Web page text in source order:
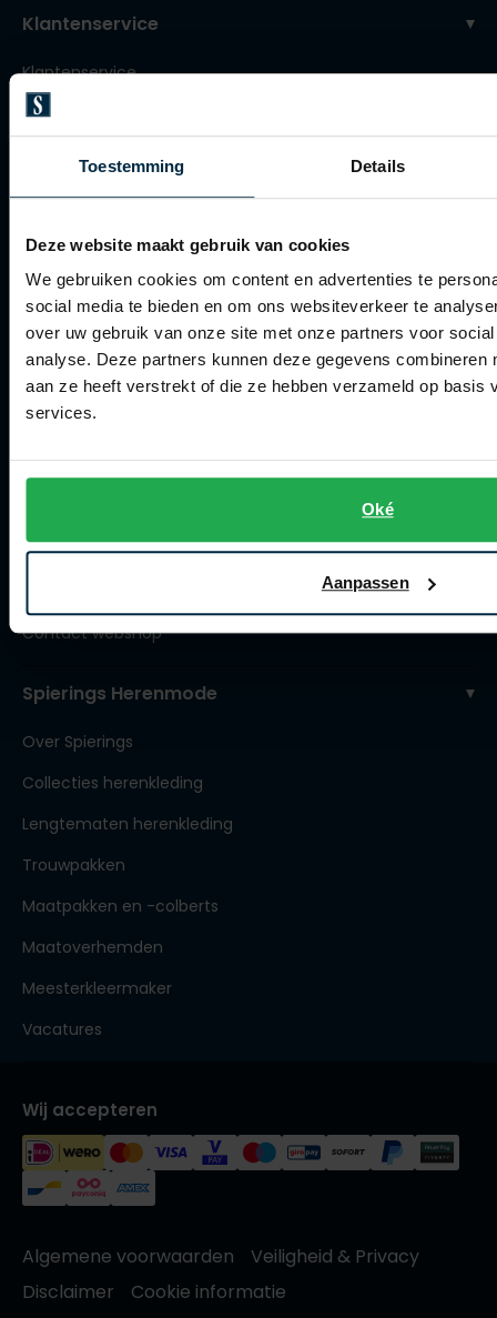
Toestemming Details
Deze website maakt gebruik van cookies
We gebruiken cookies om content en advertenties te
social media te bieden en om ons websiteverkeer te
over uw gebruik van onze site met onze partners voor
analyse. Deze partners kunnen deze gegevens combineren
aan ze heeft verstrekt of die ze hebben verzameld op basis
services.
Oké
Aanpassen
Klantenservice
Klantenservice
Veelgestelde vragen
Bestellen
Betalen
Verzenden
Retourneren
Klachtenafhandeling
Actievoorwaarden
Artikelonderhoud
Winkel
Openingstijden
Contact webshop
Spierings Herenmode
Over Spierings
Collecties herenkleding
Lengtematen herenkleding
Trouwpakken
Maatpakken en -colberts
Maatoverhemden
Meesterkleermaker
Vacatures
Wij accepteren
Algemene voorwaarden
Veiligheid & Privacy
Disclaimer
Cookie informatie